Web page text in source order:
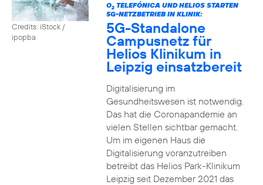
Credits: iStock /
ipopba
O2TELEFÓNICA UND HELIOS STARTEN
5G-NETZBETRIEB IN KLINIK:
5G-Standalone
Campusnetz für
Helios Klinikum in
Leipzig einsatzbereit
Digitalisierung im
Gesundheitswesen ist notwendig.
Das hat die Coronapandemie an
vielen Stellen sichtbar gemacht.
Um im eigenen Haus die
Digitalisierung voranzutreiben
betreibt das Helios Park-Klinikum
Leipzig seit Dezember 2021 das